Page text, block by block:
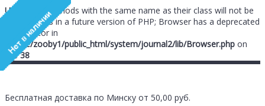
Unknown
: Methods with the same name as their class will not be
constructors in a future version of PHP; Browser has a deprecated
constructor in
/home/zooby1/public_html/system/journal2/lib/Browser.php on
line38
Бесплатная доставка по Минску от 50,00 руб.